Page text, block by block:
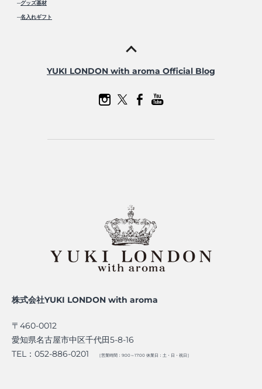
─グッズ基材
─名入れギフト
YUKI LONDON with aroma Official Blog
株式会社YUKI LONDON with aroma
〒460-0012
愛知県名古屋市中区千代田5-8-16
TEL：052-886-0201
［営業時間：9:00～17:00 休業日：土・日・祝日］